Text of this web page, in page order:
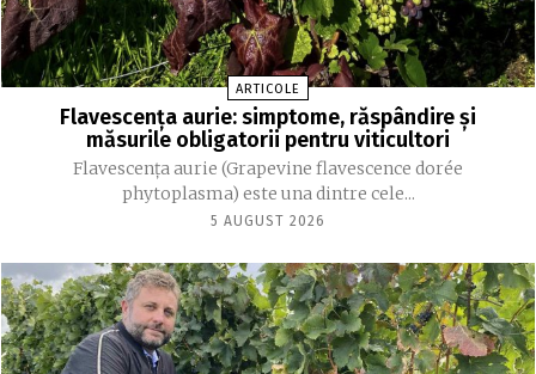
ARTICOLE
Flavescența aurie: simptome, răspândire și
măsurile obligatorii pentru viticultori
Flavescența aurie (Grapevine flavescence dorée
phytoplasma) este una dintre cele...
5 AUGUST 2026